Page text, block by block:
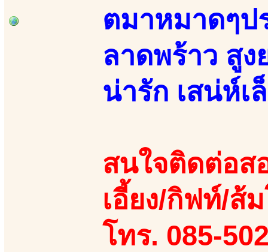
ตมาหมาดๆป
ลาดพร้าว สูง
น่ารัก เสน่ห์เ
สนใจติดต่อส
เอี้ยง/กิฟท์/ส้
โทร. 085-